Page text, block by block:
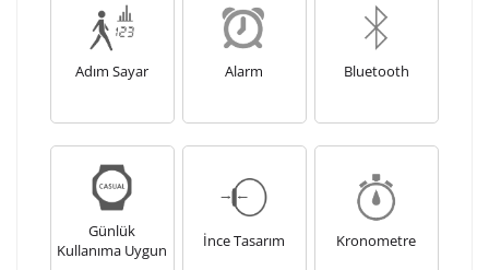
Adım Sayar Alarm Bluetooth
Günlük
Kullanıma Uygun
İnce Tasarım Kronometre